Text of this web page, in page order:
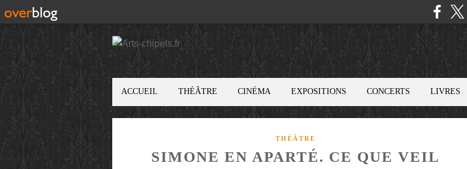
ACCUEIL THÉÂTRE CINÉMA EXPOSITIONS CONCERTS LIVRES
THÉÂTRE
SIMONE EN APARTÉ. CE QUE VEIL